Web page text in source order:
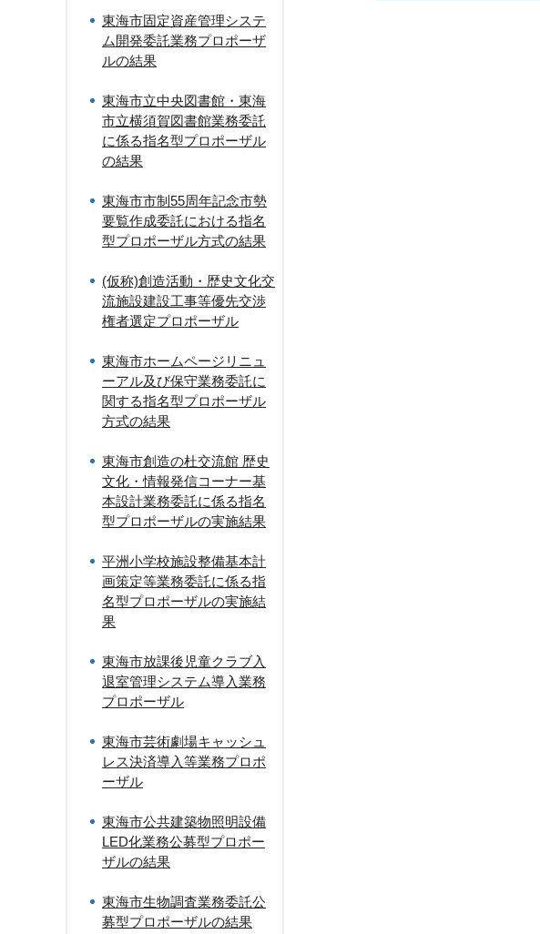
東海市固定資産管理システ
ム開発委託業務プロポーザ
ルの結果
東海市立中央図書館・東海
市立横須賀図書館業務委託
に係る指名型プロポーザル
の結果
東海市市制55周年記念市勢
要覧作成委託における指名
型プロポーザル方式の結果
(仮称)創造活動・歴史文化交
流施設建設工事等優先交渉
権者選定プロポーザル
東海市ホームページリニュ
ーアル及び保守業務委託に
関する指名型プロポーザル
方式の結果
東海市創造の杜交流館 歴史
文化・情報発信コーナー基
本設計業務委託に係る指名
型プロポーザルの実施結果
平洲小学校施設整備基本計
画策定等業務委託に係る指
名型プロポーザルの実施結
果
東海市放課後児童クラブ入
退室管理システム導入業務
プロポーザル
東海市芸術劇場キャッシュ
レス決済導入等業務プロポ
ーザル
東海市公共建築物照明設備
LED化業務公募型プロポー
ザルの結果
東海市生物調査業務委託公
募型プロポーザルの結果